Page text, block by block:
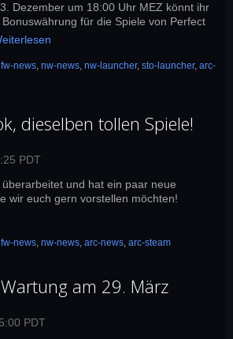
Dezember um 18:00 Uhr MEZ könnt ihr
für die Spiele von Perfect
fw-news, nw-news, nw-launcher, sto-launcher, arc-
dieselben tollen Spiele!
PDT
und hat ein paar neue
wir euch gern vorstellen möchten!
fw-news, nw-news, arc-news, arc-steam
am 29. März
PDT